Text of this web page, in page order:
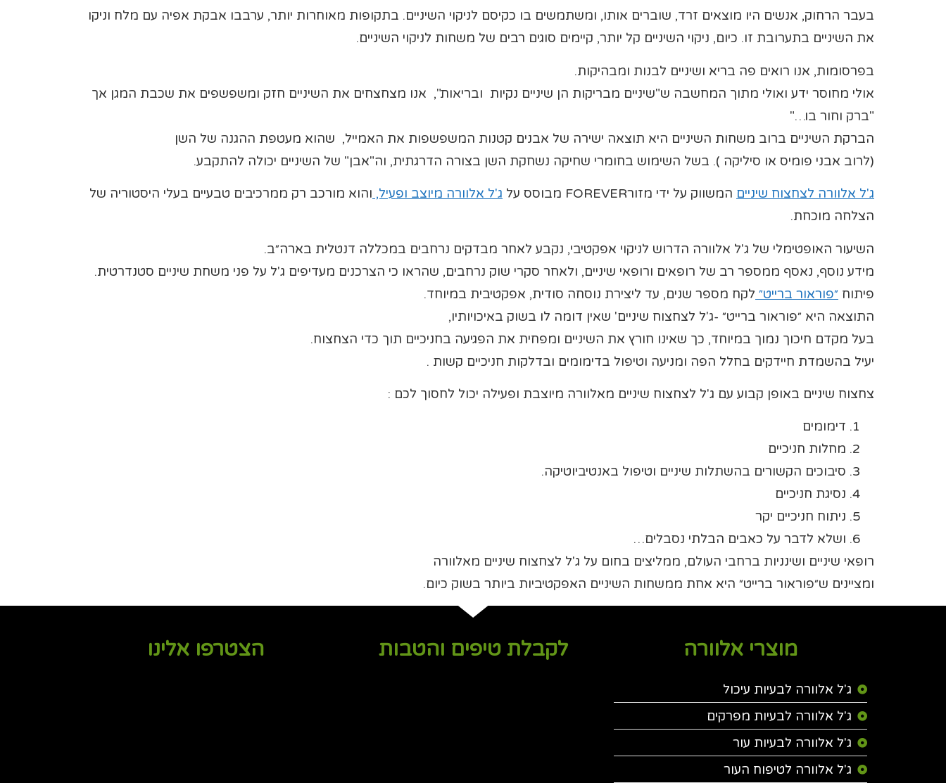
בעבר הרחוק, אנשים היו מוצאים זרד, שוברים אותו, ומשתמשים בו כקיסם לניקוי השיניים. בתקופות מאוחרות יותר, ערבבו אבקת אפיה עם מלח וניקו
את השיניים בתערובת זו. כיום, ניקוי השיניים קל יותר, קיימים סוגים רבים של משחות לניקוי השיניים.
בפרסומות, אנו רואים פה בריא ושיניים לבנות ומבהיקות.
אולי מחוסר ידע ואולי מתוך המחשבה ש"שיניים מבריקות הן שיניים נקיות ובריאות", אנו מצחצחים את השיניים חזק ומשפשפים את שכבת המגן אך
"ברק וחור בו…"
הברקת השיניים ברוב משחות השיניים היא תוצאה ישירה של אבנים קטנות המשפשפות את האמייל, שהוא מעטפת ההגנה של השן
(לרוב אבני פומיס או סיליקה ). בשל השימוש בחומרי שחיקה נשחקת השן בצורה הדרגתית, וה"אבן" של השיניים יכולה להתקבע.
ג'ל אלוורה לצחצוח שיניים המשווק על ידי מזורFOREVER מבוסס על ג'ל אלוורה מיוצב ופעיל, והוא מורכב רק ממרכיבים טבעיים בעלי היסטוריה של
הצלחה מוכחת.
השיעור האופטימלי של ג'ל אלוורה הדרוש לניקוי אפקטיבי, נקבע לאחר מבדקים נרחבים במכללה דנטלית בארה״ב.
מידע נוסף, נאסף ממספר רב של רופאים ורופאי שיניים, ולאחר סקרי שוק נרחבים, שהראו כי הצרכנים מעדיפים ג'ל על פני משחת שיניים סטנדרטית.
פיתוח ״פוראור ברייט״ לקח מספר שנים, עד ליצירת נוסחה סודית, אפקטיבית במיוחד.
התוצאה היא ״פוראור ברייט״ -ג'ל לצחצוח שיניים' שאין דומה לו בשוק באיכויותיו,
בעל מקדם חיכוך נמוך במיוחד, כך שאינו חורץ את השיניים ומפחית את הפגיעה בחניכיים תוך כדי הצחצוח.
יעיל בהשמדת חיידקים בחלל הפה ומניעה וטיפול בדימומים ובדלקות חניכיים קשות .
צחצוח שיניים באופן קבוע עם ג'ל לצחצוח שיניים מאלוורה מיוצבת ופעילה יכול לחסוך לכם :
דימומים
מחלות חניכיים
סיבוכים הקשורים בהשתלות שיניים וטיפול באנטיביוטיקה.
נסיגת חניכיים
ניתוח חניכיים יקר
ושלא לדבר על כאבים הבלתי נסבלים…
רופאי שיניים ושינניות ברחבי העולם, ממליצים בחום על ג'ל לצחצוח שיניים מאלוורה
ומציינים ש״פוראור ברייט״ היא אחת ממשחות השיניים האפקטיביות ביותר בשוק כיום.
מוצרי אלוורה
ג'ל אלוורה לבעיות עיכול
ג'ל אלוורה לבעיות מפרקים
ג'ל אלוורה לבעיות עור
ג'ל אלוורה לטיפוח העור
לקבלת טיפים והטבות הצטרפו אלינו